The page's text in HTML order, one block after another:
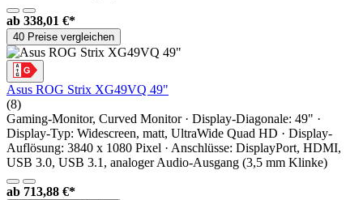
ab 338,01 €*
40 Preise vergleichen
Asus ROG Strix XG49VQ 49"
(8)
Gaming-Monitor, Curved Monitor · Display-Diagonale: 49" ·
Display-Typ: Widescreen, matt, UltraWide Quad HD · Display-
Auflösung: 3840 x 1080 Pixel · Anschlüsse: DisplayPort, HDMI,
USB 3.0, USB 3.1, analoger Audio-Ausgang (3,5 mm Klinke)
ab 713,88 €*